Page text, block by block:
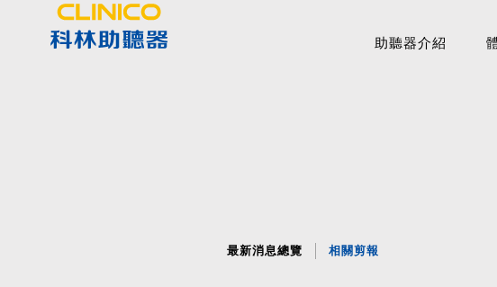
助聽器介紹
最新消息總覽 相關剪報